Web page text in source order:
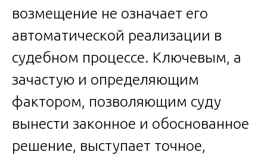
возмещение не означает его
автоматической реализации в
судебном процессе. Ключевым, а
зачастую и определяющим
фактором, позволяющим суду
вынести законное и обоснованное
решение, выступает точное,